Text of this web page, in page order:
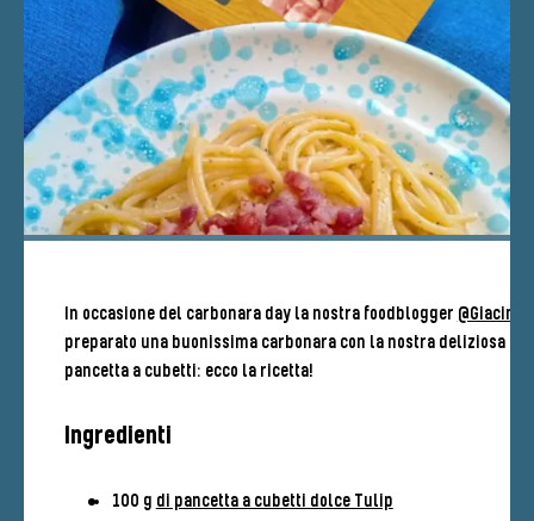
In occasione del carbonara day la nostra foodblogger @Giacinta
preparato una buonissima carbonara con la nostra deliziosa
pancetta a cubetti: ecco la ricetta!
Ingredienti
100 g di pancetta a cubetti dolce Tulip